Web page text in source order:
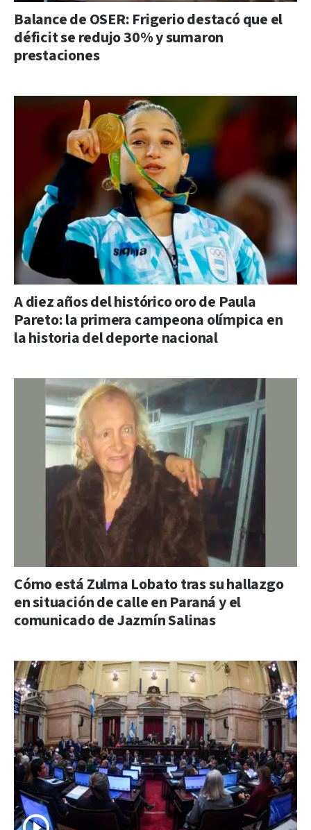
Balance de OSER: Frigerio destacó que el
déficit se redujo 30% y sumaron
prestaciones
A diez años del histórico oro de Paula
Pareto: la primera campeona olímpica en
la historia del deporte nacional
Cómo está Zulma Lobato tras su hallazgo
en situación de calle en Paraná y el
comunicado de Jazmín Salinas